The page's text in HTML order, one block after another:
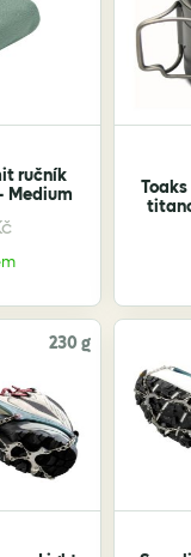
ručník
Medium
230 g